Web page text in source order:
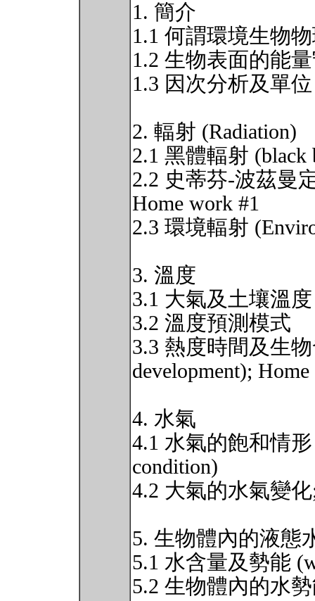
1. 簡介
1.1 何謂環境生物
1.2 生物表面的能
1.3 因次分析及單位
2. 輻射 (Radiation)
2.1 黑體輻射 (black
2.2 史蒂芬-波茲曼
Home work #1
2.3 環境輻射
3. 溫度
3.1 大氣及土壤溫度
3.2 溫度預測模式
3.3 熱度時間及生
development);
4. 水氣
4.1 水氣的飽和情形
condition)
4.2 大氣的水氣變
5. 生物體內的液態
5.1 水含量及勢能
5.2 生物體內的水